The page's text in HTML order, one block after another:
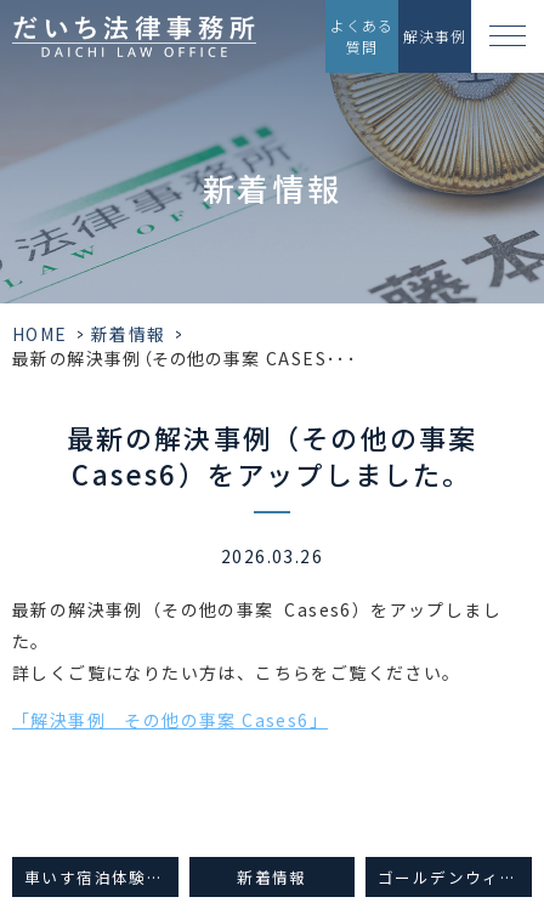
よくある
質問
解決事例
新着情報
HOME > 新着情報 >
最新の解決事例（その他の事案 CASES･･･
最新の解決事例（その他の事案
Cases6）をアップしました。
2026.03.26
最新の解決事例（その他の事案 Cases6）をアップしまし
た。
詳しくご覧になりたい方は、こちらをご覧ください。
「解決事例 その他の事案 Cases6」
車いす宿泊体験型モデルルーム｢WADACHI｣（2026年1月31日） 新着情報 ゴールデンウィークの休業のお知らせ